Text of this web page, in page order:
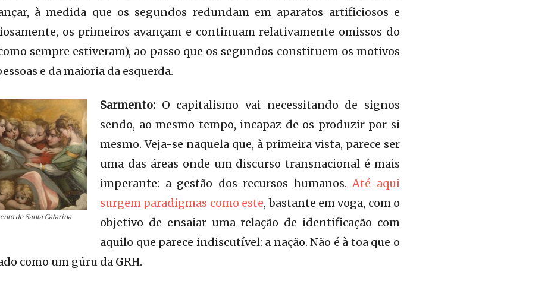
à medida que os segundos redundam em aparatos artificiosos e
os primeiros avançam e continuam relativamente omissos do
sempre estiveram), ao passo que os segundos constituem os motivos
e da maioria da esquerda.
de Santa Catarina
Sarmento: O capitalismo vai necessitando de signos
sendo, ao mesmo tempo, incapaz de os produzir por si
mesmo. Veja-se naquela que, à primeira vista, parece ser
uma das áreas onde um discurso transnacional é mais
imperante: a gestão dos recursos humanos.Até aqui
surgem paradigmas como este, bastante em voga, com o
objetivo de ensaiar uma relação de identificação com
aquilo que parece indiscutível: a nação. Não é à toa que o
como um gúru da GRH.